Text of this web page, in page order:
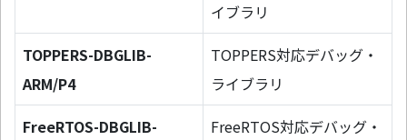
イブラリ
TOPPERS-DBGLIB-
ARM/P4
TOPPERS対応デバッグ・
ライブラリ
FreeRTOS-DBGLIB-
FreeRTOS対応デバッグ・